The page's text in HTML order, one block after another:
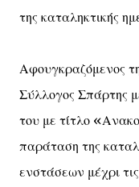
της καταληκτικής
Αφουγκραζόμενος
Σύλλογος Σπάρτης
του με τίτλο
παράταση της
ενστάσεων μέχρι